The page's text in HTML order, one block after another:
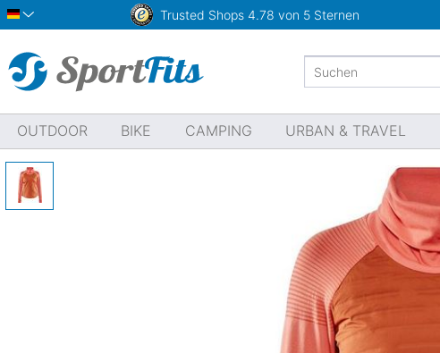
Deutsch Trusted Shops 4.78 von 5 Sternen
OUTDOOR BIKE CAMPING URBAN & TRAVEL